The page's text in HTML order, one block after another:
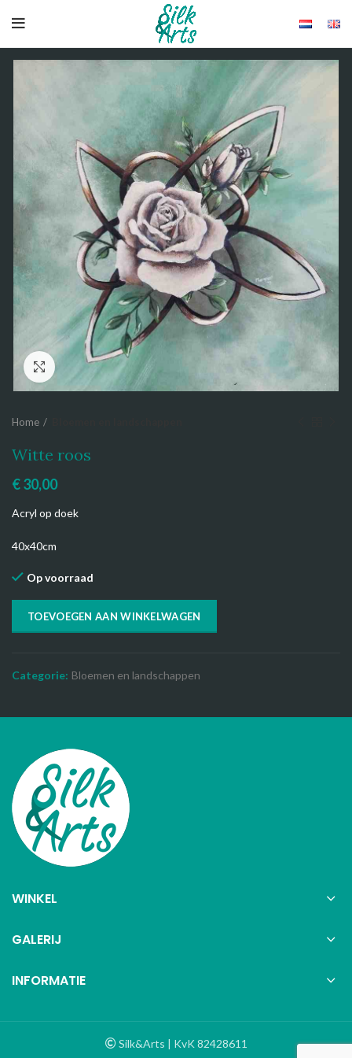
Click to enlarge
Home
Witte roos
€30,00
Acryl op doek
40x40cm
Op voorraad
TOEVOEGEN AAN WINKELWAGEN
Categorie: Bloemen en landschappen
WINKEL
GALERIJ
INFORMATIE
Silk&Arts | KvK 82428611